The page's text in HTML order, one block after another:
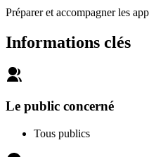
Préparer et accompagner les
Informations clés
Le public concerné
Tous publics